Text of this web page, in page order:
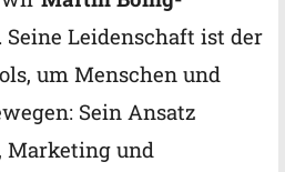
Leidenschaft ist der
um Menschen und
Sein Ansatz
Marketing und